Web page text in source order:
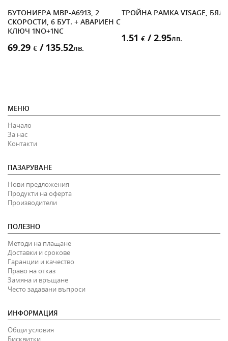
БУТОНИЕРА MBP-A6913, 2
СКОРОСТИ, 6 БУТ. + АВАРИЕН С
КЛЮЧ 1NО+1NC
69.29 € / 135.52лв.
ТРОЙНА РАМКА VISAGE, БЯЛА
1.51 € / 2.95лв.
МЕНЮ
Начало
За нас
Контакти
ПАЗАРУВАНЕ
Нови предложения
Продукти на оферта
Производители
ПОЛЕЗНО
Методи на плащане
Доставки и срокове
Гаранции и качество
Право на отказ
Замяна и връщане
Често задавани въпроси
ИНФОРМАЦИЯ
Общи условия
Бисквитки